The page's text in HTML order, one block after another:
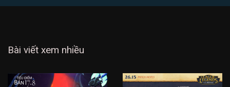
Bài viết xem nhiều